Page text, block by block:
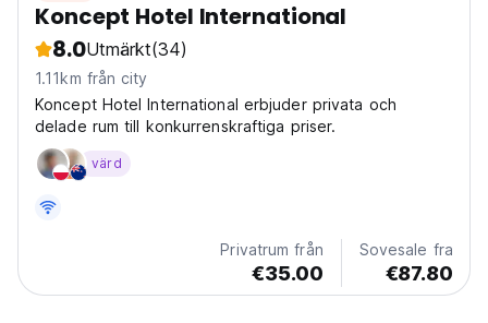
Koncept Hotel International
8.0Utmärkt(34)
1.11km från city
Koncept Hotel International erbjuder privata och
delade rum till konkurrenskraftiga priser.
värd
Privatrum från
€35.00
Sovesale fra
€87.80